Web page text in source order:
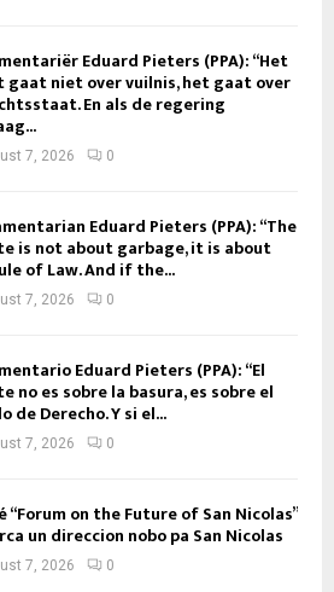
Eduard Pieters (PPA): “Het
gaat niet over vuilnis, het gaat over
En als de regering
7, 2026 0
Eduard Pieters (PPA): “The
is not about garbage, it is about
of Law. And if the...
7, 2026 0
Eduard Pieters (PPA): “El
no es sobre la basura, es sobre el
de Derecho. Y si el...
7, 2026 0
“Forum on the Future of San Nicolas”
un direccion nobo pa San Nicolas
7, 2026 0